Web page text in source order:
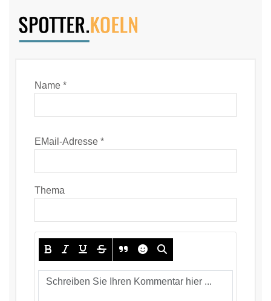
Name *
EMail-Adresse *
Thema